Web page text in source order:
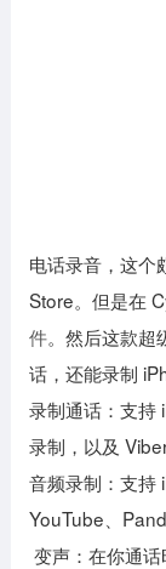
电话录音，这个
Store。但是在
件。然后这款超
话，还能录制
录制通话：支持
录制，以及
音频录制：支持
YouTube、
变声：在你通